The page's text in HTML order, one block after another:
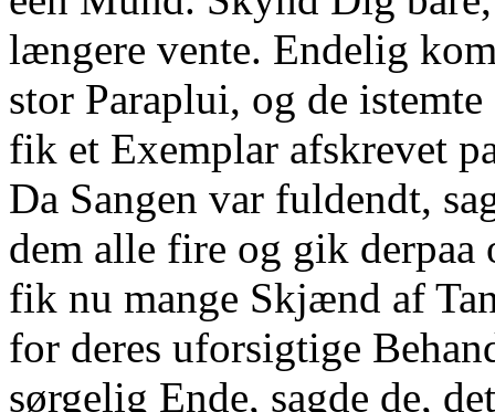
længere vente. Endelig
stor Paraplui, og de
fik et Exemplar afskrevet
Da Sangen var fuldendt,
dem alle fire og gik derpaa
fik nu mange Skjænd af
for deres uforsigtige
sørgelig Ende, sagde de,